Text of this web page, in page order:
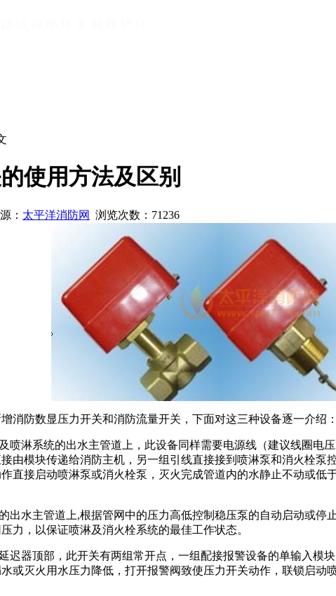
使用方法及区别
： 太平洋消防网 浏览次数： 71236
消防数显压力开关和消防流量开关，下面对这三种设备逐一介绍：
喷淋系统的出水主管道上，此设备同样需要电源线（建议线圈电
由模块传递给消防主机，另一组引线直接接到喷淋泵和消火栓
直接启动喷淋泵或消火栓泵，灭火完成管道内的水静止不动或低
出水主管道上,根据管网中的压力高低控制稳压泵的自动启动或
力，以保证喷淋及消火栓系统的最佳工作状态。
迟器顶部，此开关有两组常开点，一组配接报警设备的单输入模
或灭火用水压力降低，打开报警阀致使压力开关动作，联锁启